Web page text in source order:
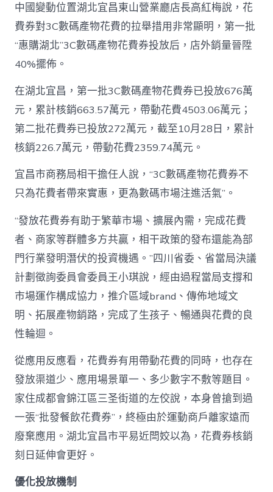
中國變動位置湖北宜昌東山營業廳店長高紅梅說，花
費券對3C數碼產物花費的拉舉措用非常顯明，第一批
“惠購湖北”3C數碼產物花費券投放后，店外銷量晉陞
40%擺佈。
在湖北宜昌，第一批3C數碼產物花費券已投放676萬
元，累計核銷663.57萬元，帶動花費4503.06萬元；
第二批花費券已投放272萬元，截至10月28日，累計
核銷226.7萬元，帶動花費2359.74萬元。
宜昌市商務局相干擔任人說，“3C數碼產物花費券不
只為花費者帶來實惠，更為數碼市場注進活氣”。
“發放花費券有助于繁華市場、擴展內需，完成花費
者、商家等群體多方共贏，相干政策的發布還能為部
門行業發明潛伏的投資機遇。”四川省委、省當局決議
計劃徵詢委員會委員王小琪說，經由過程當局支撐和
市場運作構成協力，推介區域brand、傳佈地域文
明、拓展產物銷路，完成了生孩子、暢通與花費的良
性輪迴。
從應用反應看，花費券有用帶動花費的同時，也存在
發放渠道少、應用場景單一、多少數字不敷等題目。
家住成都會錦江區三圣街道的左佼說，本身曾搶到過
一張“批發餐飲花費券”，終極由於運動商戶離家遠而
廢棄應用。湖北宜昌市平易近閆姣以為，花費券核銷
刻日延伸會更好。
優化投放機制